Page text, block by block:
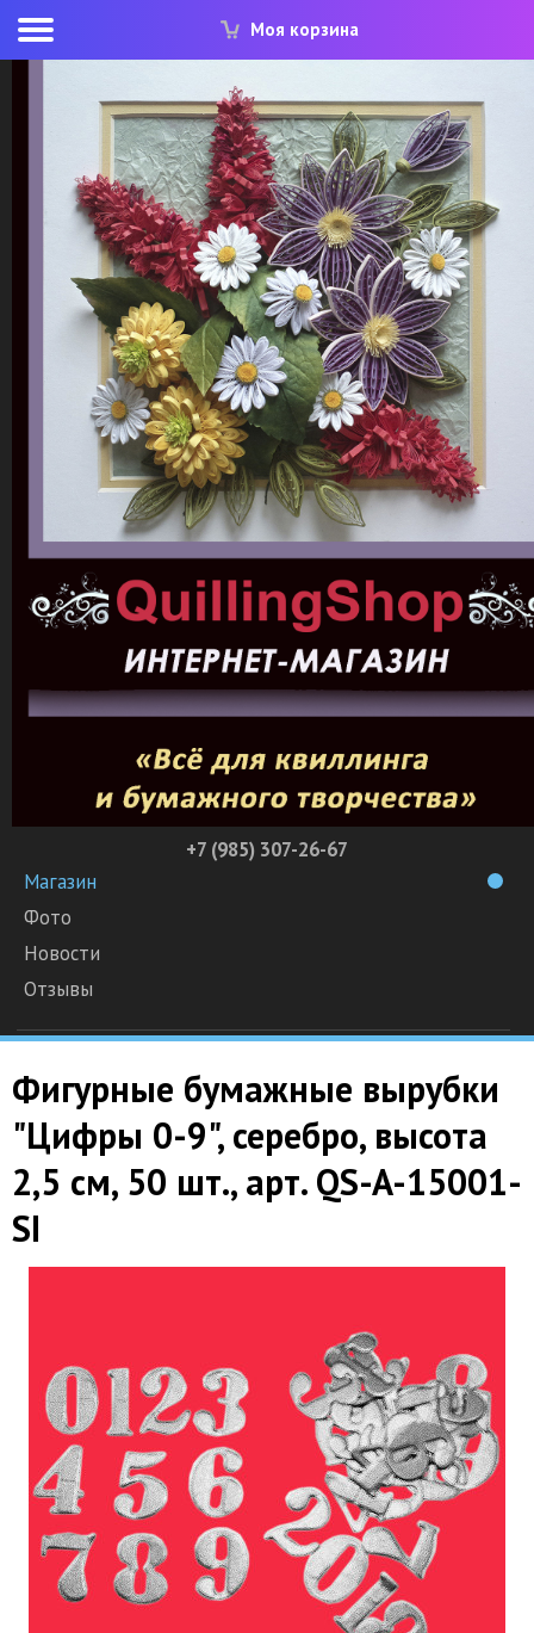
Моя корзина
+7 (985) 307-26-67
Магазин
Фото
Новости
Отзывы
Фигурные бумажные вырубки
"Цифры 0-9", серебро, высота
2,5 см, 50 шт., арт. QS-A-15001-
SI